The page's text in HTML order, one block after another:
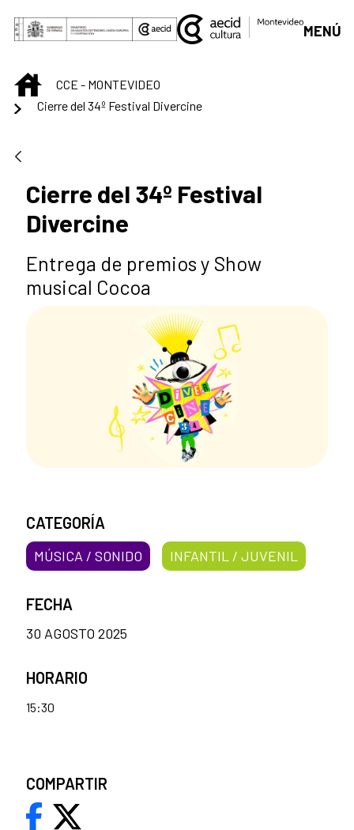
Saltar al contenido principal
MENÚ
INICIOCCE - MONTEVIDEO
Cierre del 34º Festival Divercine
Cierre del 34º Festival
Divercine
Entrega de premios y Show
musical Cocoa
CATEGORÍA
MÚSICA / SONIDO INFANTIL / JUVENIL
FECHA
30 AGOSTO 2025
HORARIO
15:30
COMPARTIR